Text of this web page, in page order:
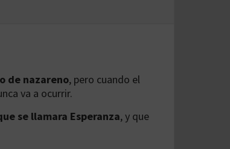
de nazareno, pero cuando el
va a ocurrir.
se llamara Esperanza, y que